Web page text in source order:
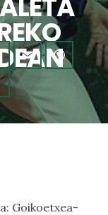
Goikoetxea-